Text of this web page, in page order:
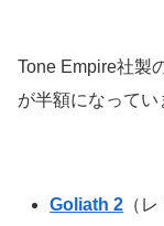
Tone Empire社製
が半額になってい
Goliath 2 （